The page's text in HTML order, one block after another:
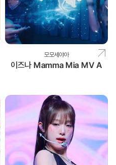
모모세야아
이즈나 Mamma Mia MV A